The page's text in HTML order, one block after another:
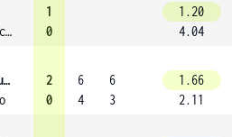
Diaz Acosta
1
0
1.20
4.04
Rodriguez Taverna
2
0
6
4
6
3
1.66
2.11